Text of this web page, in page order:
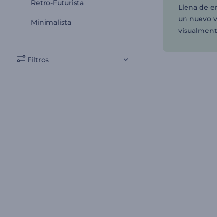
Retro-Futurista
Minimalista
Filtros
Llena de
un nuevo